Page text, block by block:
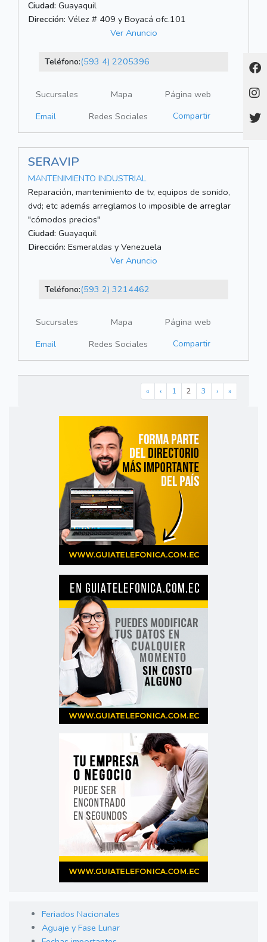
Ciudad: Guayaquil
Dirección: Vélez # 409 y Boyacá ofc.101
Ver Anuncio
Teléfono:(593 4) 2205396
Sucursales Mapa
Página web
Email
Redes Sociales Compartir
SERAVIP
MANTENIMIENTO INDUSTRIAL
Reparación, mantenimiento de tv, equipos de sonido,
dvd; etc además arreglamos lo imposible de arreglar
"cómodos precios"
Ciudad: Guayaquil
Dirección: Esmeraldas y Venezuela
Ver Anuncio
Teléfono:(593 2) 3214462
Sucursales Mapa
Página web
Email
Redes Sociales Compartir
« ‹ 1 2 3 › »
Feriados Nacionales
Aguaje y Fase Lunar